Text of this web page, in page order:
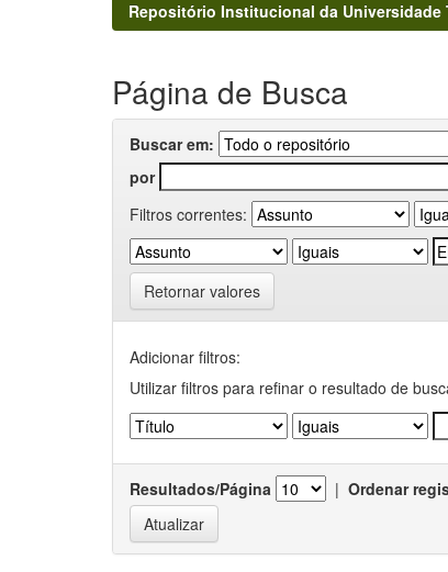
Repositório Institucional da Universidade
Página de Busca
Buscar em:
por
Filtros correntes:
Retornar valores
Adicionar filtros:
Utilizar filtros para refinar o resultado de
Resultados/Página | Ordenar